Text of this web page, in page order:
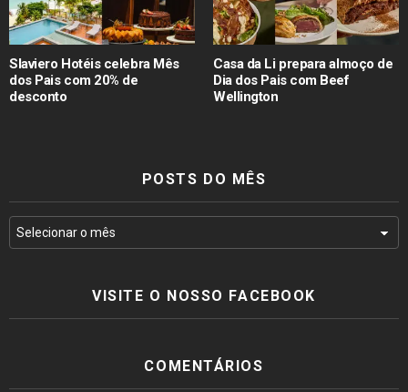
Slaviero Hotéis celebra Mês
dos Pais com 20% de
desconto
Casa da Li prepara almoço de
Dia dos Pais com Beef
Wellington
POSTS DO MÊS
VISITE O NOSSO FACEBOOK
COMENTÁRIOS